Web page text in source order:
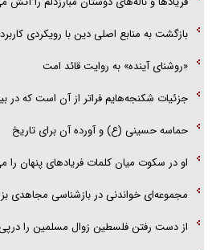
بازگشت به منابع اصلی دین با رویکردی
«روشنای آینده» به روایت قائد امت
جزئیات شکنجه‌هایم فراتر از آن است که در
حماسه حسینی (ع) و آورده آن برای تاریخ
او در سکوت میان کلمات فریاد‌های پنهان را
مجموعه‌ای خواندنی در بازشناسی مجاهدی
از دست رفتن فلسطین زوال مسلمین را